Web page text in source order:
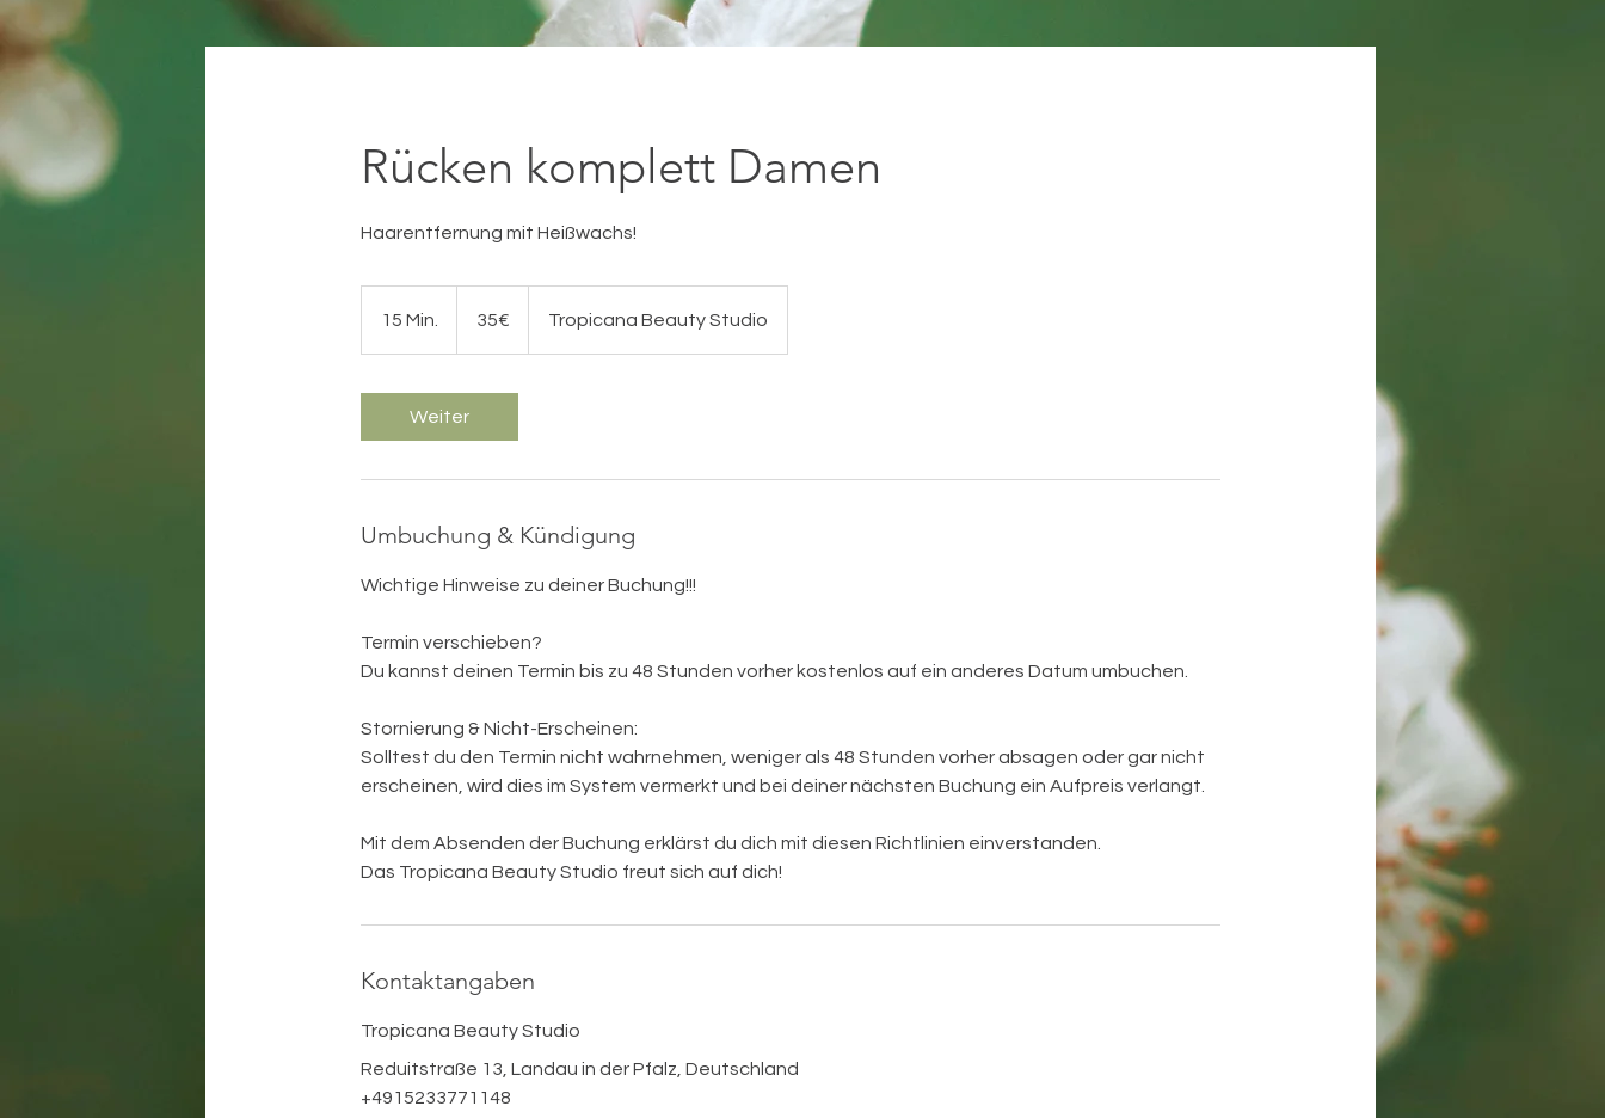
Rücken komplett Damen
Haarentfernung mit Heißwachs!
15 Min.
i
35€ Tropicana Beauty Studio
Weiter
Umbuchung & Kündigung
Wichtige Hinweise zu deiner Buchung!!!
Termin verschieben?
Du kannst deinen Termin bis zu 48 Stunden vorher kostenlos auf ein anderes Datum umbuchen.
Stornierung & Nicht-Erscheinen:
Solltest du den Termin nicht wahrnehmen, weniger als 48 Stunden vorher absagen oder gar nicht
erscheinen, wird dies im System vermerkt und bei deiner nächsten Buchung ein Aufpreis verlangt.
Mit dem Absenden der Buchung erklärst du dich mit diesen Richtlinien einverstanden.
Das Tropicana Beauty Studio freut sich auf dich!
Kontaktangaben
Tropicana Beauty Studio
Reduitstraße 13, Landau in der Pfalz, Deutschland
+4915233771148